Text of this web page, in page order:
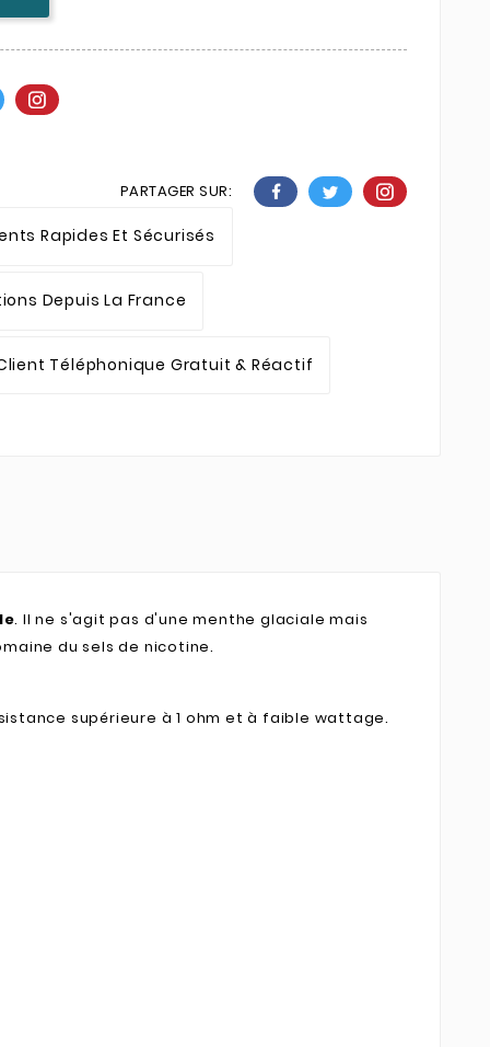
PARTAGER SUR:
Rapides Et Sécurisés
Depuis La France
Téléphonique Gratuit & Réactif
. Il ne s'agit pas d'une menthe glaciale mais
du sels de nicotine.
supérieure à 1 ohm et à faible wattage.